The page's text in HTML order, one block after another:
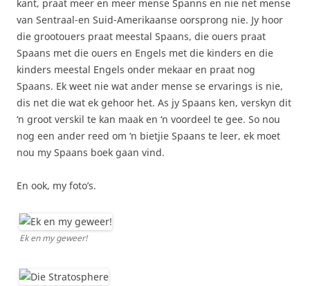
kant, praat meer en meer mense Spanns en nie net mense
van Sentraal-en Suid-Amerikaanse oorsprong nie. Jy hoor
die grootouers praat meestal Spaans, die ouers praat
Spaans met die ouers en Engels met die kinders en die
kinders meestal Engels onder mekaar en praat nog
Spaans. Ek weet nie wat ander mense se ervarings is nie,
dis net die wat ek gehoor het. As jy Spaans ken, verskyn dit
‘n groot verskil te kan maak en ‘n voordeel te gee. So nou
nog een ander reed om ‘n bietjie Spaans te leer, ek moet
nou my Spaans boek gaan vind.
En ook, my foto’s.
Ek en my geweer!